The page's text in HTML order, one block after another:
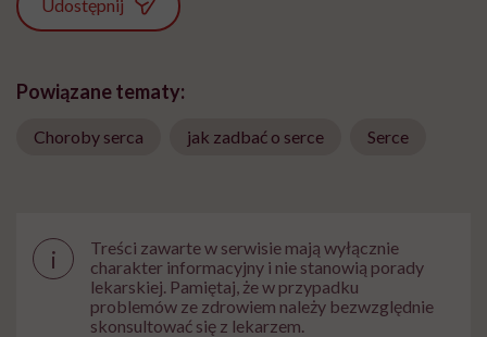
Udostępnij
Powiązane tematy:
Choroby serca jak zadbać o serce Serce
i
Treści zawarte w serwisie mają wyłącznie
charakter informacyjny i nie stanowią porady
lekarskiej. Pamiętaj, że w przypadku
problemów ze zdrowiem należy bezwzględnie
skonsultować się z lekarzem.